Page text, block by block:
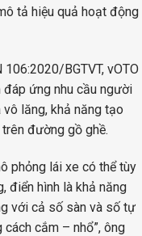
tả hiệu quả hoạt động
BGTVT, vOTO
ứng nhu cầu người
lăng, khả năng tạo
đường gồ ghề.
phỏng lái xe có thể tùy
điển hình là khả năng
với cả số sàn và số tự
cắm – nhổ”, ông